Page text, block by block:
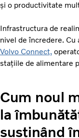
și o productivitate
Infrastructura de
nivel de încredere.
Volvo Connect,
stațiile de alimentare
Cum noul
la
susținând